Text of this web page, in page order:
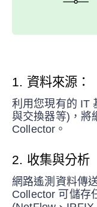
1. 資料來源：
利用您現有的 IT
與交換器等)，將
Collector。
2. 收集與分析
網路遙測資料傳
Collector 可儲存